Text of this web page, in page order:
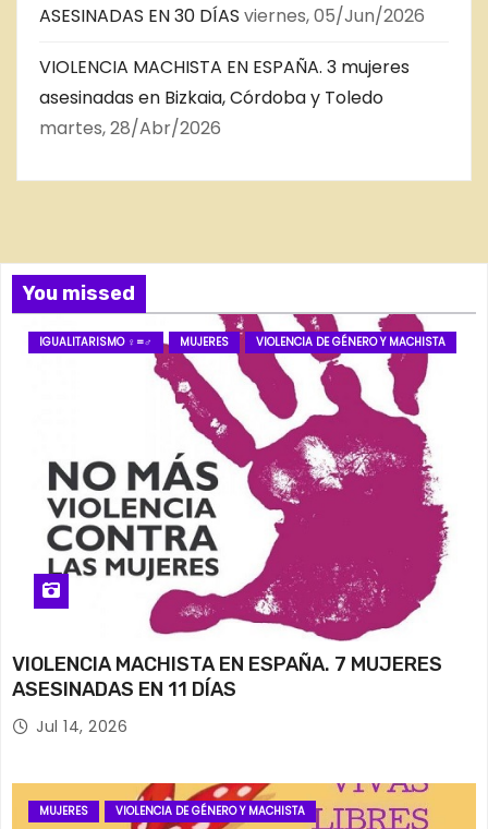
ASESINADAS EN 30 DÍAS viernes, 05/Jun/2026
VIOLENCIA MACHISTA EN ESPAÑA. 3 mujeres
asesinadas en Bizkaia, Córdoba y Toledo
martes, 28/Abr/2026
You missed
IGUALITARISMO ♀=♂ MUJERES VIOLENCIA DE GÉNERO Y MACHISTA
VIOLENCIA MACHISTA EN ESPAÑA. 7 MUJERES
ASESINADAS EN 11 DÍAS
Jul 14, 2026
MUJERES VIOLENCIA DE GÉNERO Y MACHISTA